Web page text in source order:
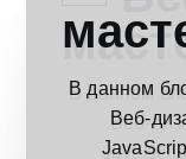
В данном
Веб-